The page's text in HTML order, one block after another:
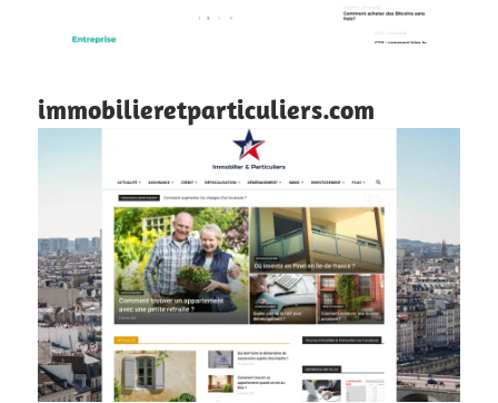
immobilieretparticuliers.com